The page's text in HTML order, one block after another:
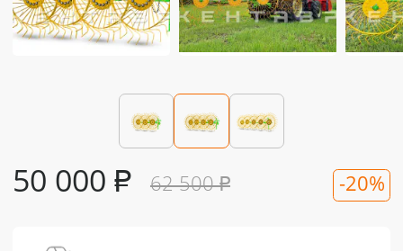
62 500₽ -20%
50 000 ₽